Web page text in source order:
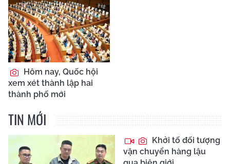
Hôm nay, Quốc hội
xem xét thành lập hai
thành phố mới
TIN MỚI
Khởi tố đối tượng
vận chuyển hàng lậu